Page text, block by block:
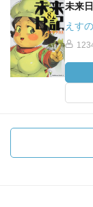
未来
えす